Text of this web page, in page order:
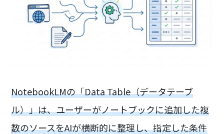
NotebookLMの「Data Table（データテーブ
ル）」は、ユーザーがノートブックに追加した複
数のソースをAIが横断的に整理し、指定した条件